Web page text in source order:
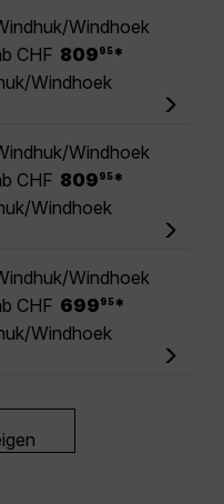
Windhoek
CHF 809 95 *
Windhoek
Windhoek
CHF 809 95 *
Windhoek
Windhoek
CHF 699 95 *
Windhoek